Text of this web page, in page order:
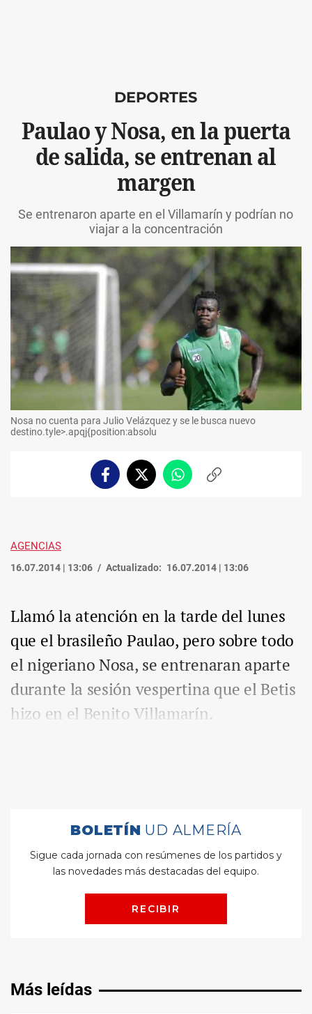
DEPORTES
Paulao y Nosa, en la puerta
de salida, se entrenan al
margen
Se entrenaron aparte en el Villamarín y podrían no
viajar a la concentración
Nosa no cuenta para Julio Velázquez y se le busca nuevo
destino.tyle>.apqj{position:absolu
FacebookTwitterWhatsappCopiar
AGENCIAS
16.07.2014 | 13:06 Actualizado: 16.07.2014 | 13:06
Llamó la atención en la tarde del lunes
que el brasileño Paulao, pero sobre todo
el nigeriano Nosa, se entrenaran aparte
durante la sesión vespertina que el Betis
hizo en el Benito Villamarín.
Más leídas